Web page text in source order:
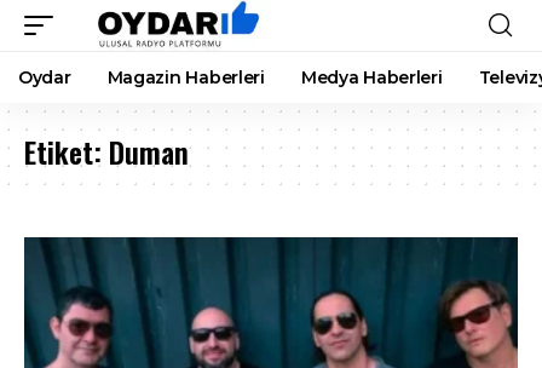
Oydar Magazin Haberleri Medya Haberleri
Etiket: Duman